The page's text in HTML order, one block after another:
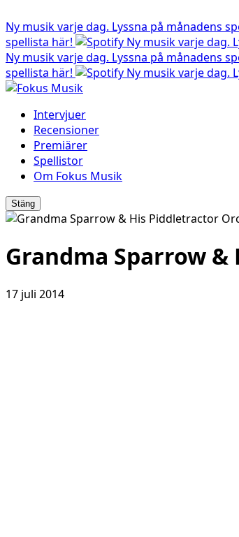
Ny musik varje dag. Lyssna på månadens
spellista här!
Ny musik varje dag.
Ny musik varje dag. Lyssna på månadens
spellista här!
Ny musik varje dag.
Intervjuer
Recensioner
Premiärer
Spellistor
Om Fokus Musik
Stäng
Grandma Sparrow
17 juli 2014